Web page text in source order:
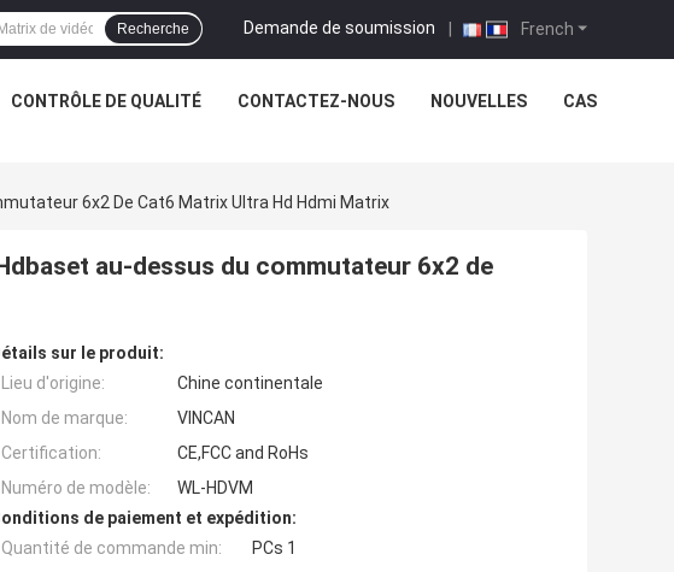
French
Demande de soumission |
Recherche
CONTRÔLE DE QUALITÉ CONTACTEZ-NOUS NOUVELLES CAS
6x2 De Cat6 Matrix Ultra Hd Hdmi Matrix
au-dessus du commutateur 6x2 de
sur le produit:
Lieu d'origine:
Chine continentale
Nom de marque:
VINCAN
Certification:
CE,FCC and RoHs
Numéro de modèle:
WL-HDVM
de paiement et expédition:
Quantité de commande min:
PCs 1